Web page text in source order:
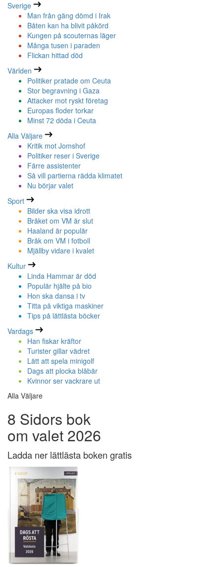
Sverige
Man från gäng dömd i Irak
Båten kan ha blivit påkörd
Kungen på scouternas läger
Många tusen i paraden
Flickan hittad död
Världen
Politiker pratade om Ceuta
Stor begravning i Gaza
Attacker mot ryskt företag
Europas floder torkar
Minst 72 döda i Ceuta
Alla Väljare
Kritik mot Jomshof
Politiker reser i Sverige
Färre assistenter
Så vill partierna rädda klimatet
Nu börjar valet
Sport
Bilder ska visa idrott
Bråket om VM är slut
Haaland är populär
Bråk om VM i fotboll
Mjällby vidare i kvalet
Kultur
Linda Hammar är död
Populär hjälte på bio
Hon ska dansa i tv
Titta på viktiga maskiner
Tips på lättlästa böcker
Vardags
Han fiskar kräftor
Turister gillar vädret
Lätt att spela minigolf
Dags att plocka blåbär
Kvinnor ser vackrare ut
Alla Väljare
8 Sidors bok
om valet 2026
Ladda ner lättlästa boken gratis